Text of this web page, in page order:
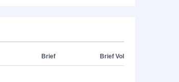
Brief Brief Vol